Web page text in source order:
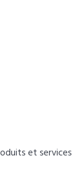
et services